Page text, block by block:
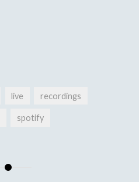
live recordings
spotify